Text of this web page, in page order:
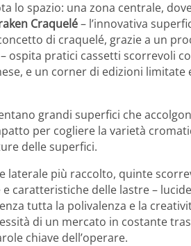
lo spazio: una zona centrale,
Craquelé– l’innovativa
di craquelé, grazie a un
ospita pratici cassetti scorrevoli
e un corner di edizioni
grandi superfici che
per cogliere la varietà
delle superfici.
laterale più raccolto, quinte
caratteristiche delle lastre –
tutta la polivalenza e la
di un mercato in costante
chiave dell’operare.